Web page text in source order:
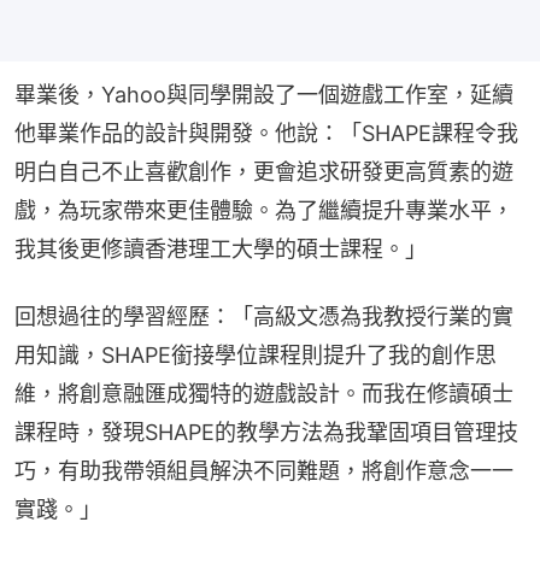
畢業後，Yahoo與同學開設了一個遊戲工作室，延續
他畢業作品的設計與開發。他說：「SHAPE課程令我
明白自己不止喜歡創作，更會追求研發更高質素的遊
戲，為玩家帶來更佳體驗。為了繼續提升專業水平，
我其後更修讀香港理工大學的碩士課程。」
回想過往的學習經歷：「高級文憑為我教授行業的實
用知識，SHAPE銜接學位課程則提升了我的創作思
維，將創意融匯成獨特的遊戲設計。而我在修讀碩士
課程時，發現SHAPE的教學方法為我鞏固項目管理技
巧，有助我帶領組員解決不同難題，將創作意念一一
實踐。」